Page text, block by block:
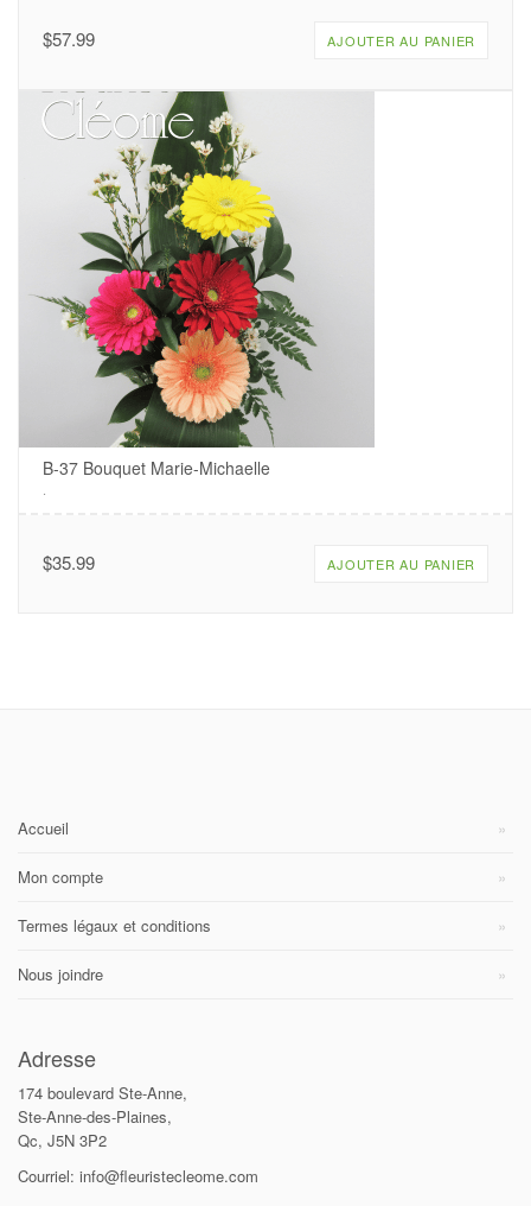
$57.99 AJOUTER AU PANIER
B-37 Bouquet Marie-Michaelle
$35.99 AJOUTER AU PANIER
Accueil
Mon compte
Termes légaux et conditions
Nous joindre
Adresse
174 boulevard Ste-Anne,
Ste-Anne-des-Plaines,
Qc, J5N 3P2
Courriel: info@fleuristecleome.com